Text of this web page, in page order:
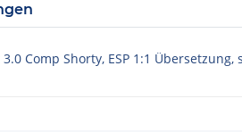
Comp Shorty, ESP 1:1